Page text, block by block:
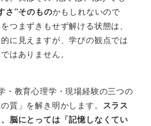
さ”そのものかもしれないので
つまずきもせず解ける状態は、
に見えますが、学びの観点では
はありません。
・教育心理学・現場経験の三つの
質」を解き明かします。 スラス
脳にとっては「記憶しなくてい